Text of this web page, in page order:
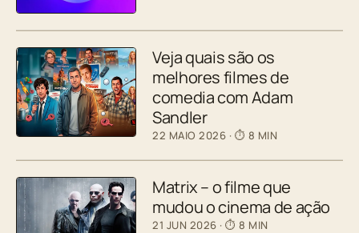
Veja quais são os
melhores filmes de
comedia com Adam
Sandler
22 MAIO 2026 · ⏱ 8 MIN
Matrix – o filme que
mudou o cinema de ação
21 JUN 2026 · ⏱ 8 MIN